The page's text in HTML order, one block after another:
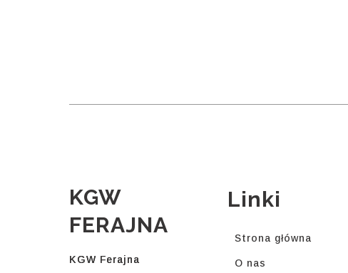
KGW
FERAJNA
KGW Ferajna
Linki
Strona główna
O nas